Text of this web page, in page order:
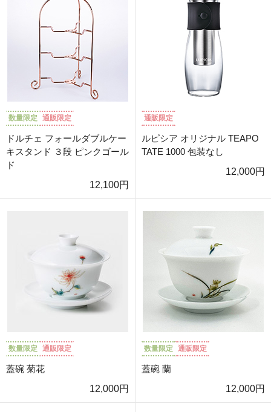
数量限定 通販限定
ドルチェ フォールダブルケー
キスタンド ３段 ピンクゴール
ド
12,100円
通販限定
ルピシア オリジナル TEAPO
TATE 1000 包装なし
12,000円
数量限定 通販限定
蓋碗 菊花
12,000円
数量限定 通販限定
蓋碗 蘭
12,000円